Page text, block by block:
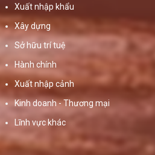
Xuất nhập khẩu
Xây dựng
Sở hữu trí tuệ
Hành chính
Xuất nhập cảnh
Kinh doanh - Thương mại
Lĩnh vực khác